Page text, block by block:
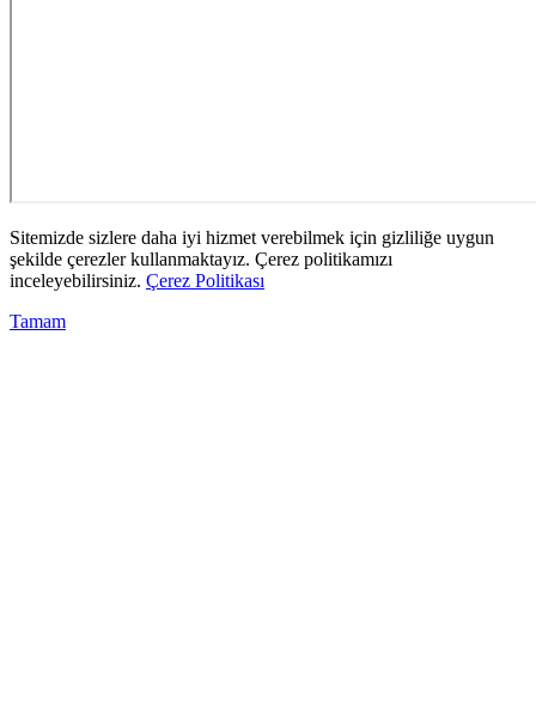
Sitemizde sizlere daha iyi hizmet verebilmek için gizliliğe uygun
şekilde çerezler kullanmaktayız. Çerez politikamızı
inceleyebilirsiniz. Çerez Politikası
Tamam